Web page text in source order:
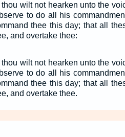
wilt not hearken unto the
to do all his
thee this day; that all
and overtake thee:
wilt not hearken unto the
to do all his
thee this day; that all
and overtake thee.